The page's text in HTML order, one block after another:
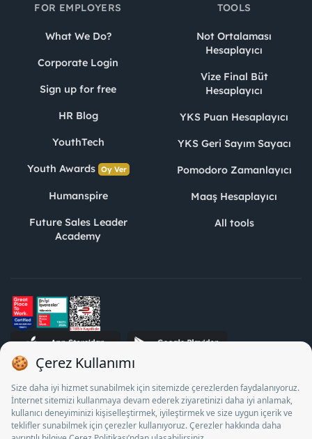
FOR EMPLOYERS
What We Do?
Corporate Login
Sign up for free
HR Blog
YouthTech
Youth Awards Oy Ver
Humanspire
Future Sales Leader
Academy
TOOLS
Not Ortalaması
Hesaplayıcı
Vize Final Büt
Hesaplayıcı
YKS Puan Hesaplayıcı
YKS Geri Sayım Sayacı
Pomodoro Zamanlayıcı
Maaş Hesaplayıcı
All tools
STJ Human Resources Informatics and Consultancy Inc. as a
Private Employment Agency to operate between 13/05/2025 -
12/05/2028, Turkey Employment Agency by 18/04/2025 date